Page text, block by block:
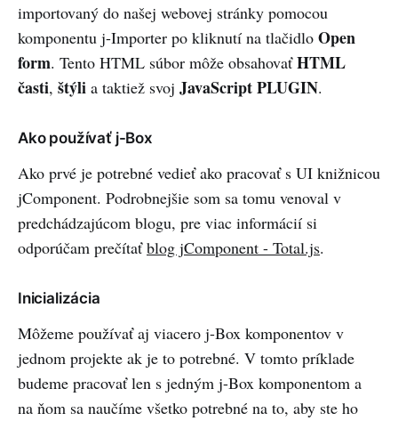
importovaný do našej webovej stránky pomocou
komponentu j-Importer po kliknutí na tlačidlo Open
form. Tento HTML súbor môže obsahovaťHTML
časti, štýli a taktiež svoj JavaScript PLUGIN.
Ako používať j-Box
Ako prvé je potrebné vedieť ako pracovať s UI knižnicou
jComponent. Podrobnejšie som sa tomu venoval v
predchádzajúcom blogu, pre viac informácií si
odporúčam prečítaťblog jComponent - Total.js.
Inicializácia
Môžeme používať aj viacero j-Box komponentov v
jednom projekte ak je to potrebné. V tomto príklade
budeme pracovať len s jedným j-Box komponentom a
na ňom sa naučíme všetko potrebné na to, aby ste ho